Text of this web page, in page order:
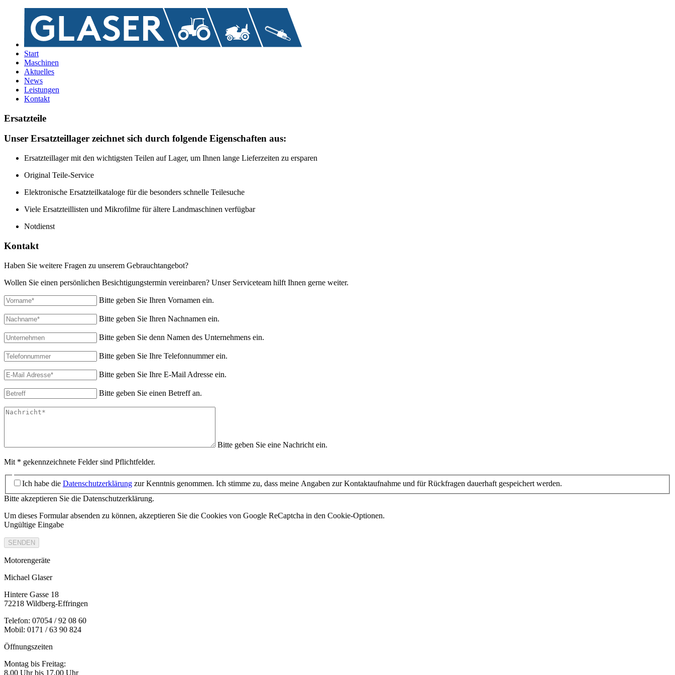
Start
Maschinen
Aktuelles
News
Leistungen
Kontakt
Ersatzteile
Unser Ersatzteillager zeichnet sich durch folgende Eigenschaften aus:
Ersatzteillager mit den wichtigsten Teilen auf Lager, um Ihnen lange Lieferzeiten zu ersparen
Original Teile-Service
Elektronische Ersatzteilkataloge für die besonders schnelle Teilesuche
Viele Ersatzteillisten und Mikrofilme für ältere Landmaschinen verfügbar
Notdienst
Kontakt
Haben Sie weitere Fragen zu unserem Gebrauchtangebot?
Wollen Sie einen persönlichen Besichtigungstermin vereinbaren? Unser Serviceteam hilft Ihnen gerne weiter.
Bitte geben Sie Ihren Vornamen ein.
Bitte geben Sie Ihren Nachnamen ein.
Bitte geben Sie denn Namen des Unternehmens ein.
Bitte geben Sie Ihre Telefonnummer ein.
Bitte geben Sie Ihre E-Mail Adresse ein.
Bitte geben Sie einen Betreff an.
Bitte geben Sie eine Nachricht ein.
Mit * gekennzeichnete Felder sind Pflichtfelder.
Ich habe die Datenschutzerklärung zur Kenntnis genommen. Ich stimme zu, dass meine Angaben zur Kontaktaufnahme und für Rückfragen dauerhaft gespeichert werden.
Bitte akzeptieren Sie die Datenschutzerklärung.
Um dieses Formular absenden zu können, akzeptieren Sie die Cookies von Google ReCaptcha in den Cookie-Optionen.
Ungültige Eingabe
SENDEN
Motorengeräte
Michael Glaser
Hintere Gasse 18
72218 Wildberg-Effringen
Telefon: 07054 / 92 08 60
Mobil: 0171 / 63 90 824
Öffnungszeiten
Montag bis Freitag:
8.00 Uhr bis 17.00 Uhr